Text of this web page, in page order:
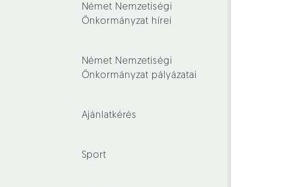
Német Nemzetiségi
Önkormányzat hírei
Német Nemzetiségi
Önkormányzat pályázatai
Ajánlatkérés
Sport